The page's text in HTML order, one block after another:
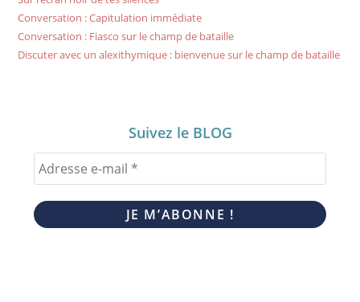
Conversation : Capitulation immédiate
Conversation : Fiasco sur le champ de bataille
Discuter avec un alexithymique : bienvenue sur le champ de bataille
Suivez le BLOG